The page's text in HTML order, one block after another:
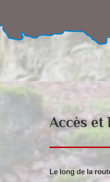
Accès et
Le long de la